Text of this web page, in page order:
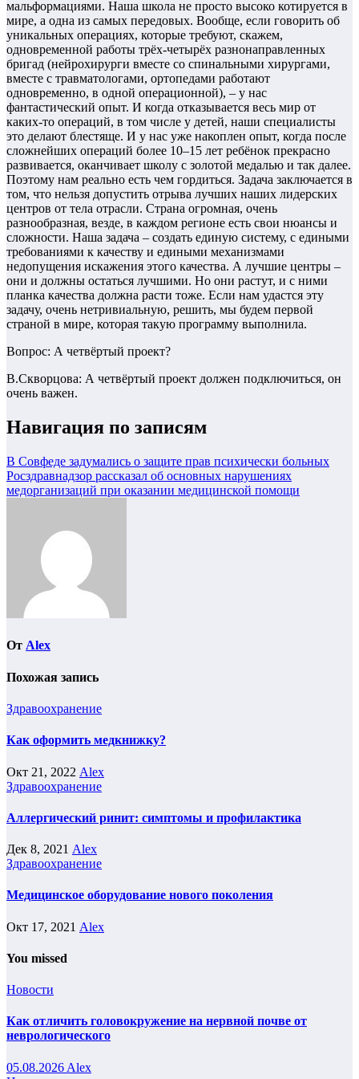
мальформациями. Наша школа не просто высоко котируется в
мире, а одна из самых передовых. Вообще, если говорить об
уникальных операциях, которые требуют, скажем,
одновременной работы трёх-четырёх разнонаправленных
бригад (нейрохирурги вместе со спинальными хирургами,
вместе с травматологами, ортопедами работают
одновременно, в одной операционной), – у нас
фантастический опыт. И когда отказывается весь мир от
каких-то операций, в том числе у детей, наши специалисты
это делают блестяще. И у нас уже накоплен опыт, когда после
сложнейших операций более 10–15 лет ребёнок прекрасно
развивается, оканчивает школу с золотой медалью и так далее.
Поэтому нам реально есть чем гордиться. Задача заключается в
том, что нельзя допустить отрыва лучших наших лидерских
центров от тела отрасли. Страна огромная, очень
разнообразная, везде, в каждом регионе есть свои нюансы и
сложности. Наша задача – создать единую систему, с едиными
требованиями к качеству и едиными механизмами
недопущения искажения этого качества. А лучшие центры –
они и должны остаться лучшими. Но они растут, и с ними
планка качества должна расти тоже. Если нам удастся эту
задачу, очень нетривиальную, решить, мы будем первой
страной в мире, которая такую программу выполнила.
Вопрос: А четвёртый проект?
В.Скворцова: А четвёртый проект должен подключиться, он
очень важен.
Навигация по записям
В Совфеде задумались о защите прав психически больных
Росздравнадзор рассказал об основных нарушениях
медорганизаций при оказании медицинской помощи
От Alex
Похожая запись
Здравоохранение
Как оформить медкнижку?
Окт 21, 2022 Alex
Здравоохранение
Аллергический ринит: симптомы и профилактика
Дек 8, 2021 Alex
Здравоохранение
Медицинское оборудование нового поколения
Окт 17, 2021 Alex
You missed
Новости
Как отличить головокружение на нервной почве от
неврологического
05.08.2026 Alex